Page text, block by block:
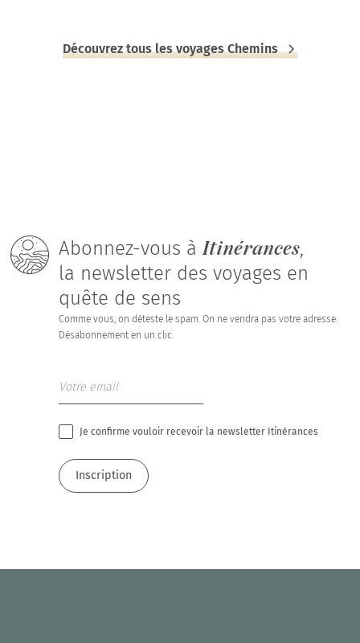
Découvrez tous les voyages Chemins
Abonnez-vous àItinérances,
la newsletter des voyages en
quête de sens
Comme vous, on déteste le spam. On ne vendra pas votre adresse.
Désabonnement en un clic.
Je confirme vouloir recevoir la newsletter Itinérances